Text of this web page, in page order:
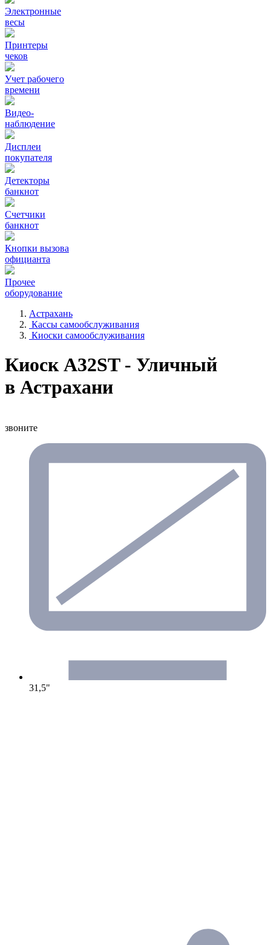
Электронные
весы
Принтеры
чеков
Учет рабочего
времени
Видео‑
наблюдение
Дисплеи
покупателя
Детекторы
банкнот
Счетчики
банкнот
Кнопки вызова
официанта
Прочее
оборудование
Астрахань
Кассы самообслуживания
Киоски самообслуживания
Киоск A32ST - Уличный
в Астрахани
звоните
31,5"